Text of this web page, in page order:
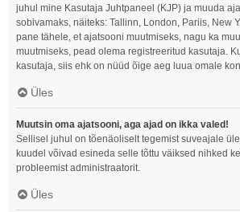
juhul mine Kasutaja Juhtpaneel (KJP) ja muuda
sobivamaks, näiteks: Tallinn, London, Pariis, New
pane tähele, et ajatsooni muutmiseks, nagu ka
muutmiseks, pead olema registreeritud kasutaja.
kasutaja, siis ehk on nüüd õige aeg luua omale
Üles
Muutsin oma ajatsooni, aga ajad on ikka valed!
Sellisel juhul on tõenäoliselt tegemist suveajale
kuudel võivad esineda selle tõttu väiksed nihked
probleemist administraatorit.
Üles